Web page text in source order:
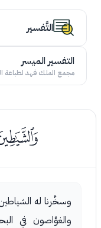
التَّفسير
التفسير الميسر
مجمع الملك فهد
وسخَّرنا له
والغوَّاصون في